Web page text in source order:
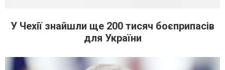
У Чехії знайшли ще 200 тисяч боєприпасів
для України